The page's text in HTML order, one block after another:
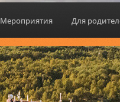
Мероприятия Для